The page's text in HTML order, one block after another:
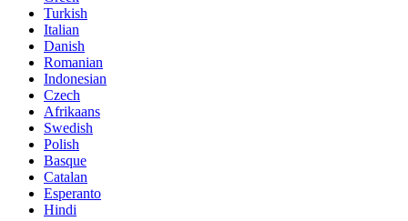
Turkish
Italian
Danish
Romanian
Indonesian
Czech
Afrikaans
Swedish
Polish
Basque
Catalan
Esperanto
Hindi